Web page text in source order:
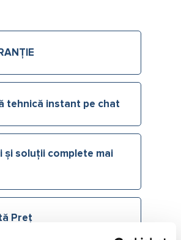
tehnică instant pe chat
și soluții complete mai
Preț